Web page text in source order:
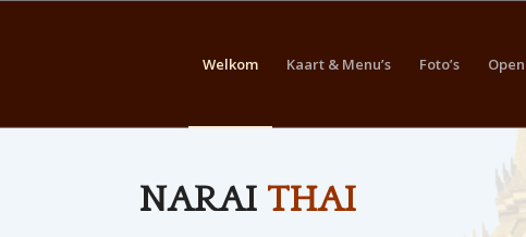
Welkom Kaart & Menu’s Foto’s
NARAI THAI